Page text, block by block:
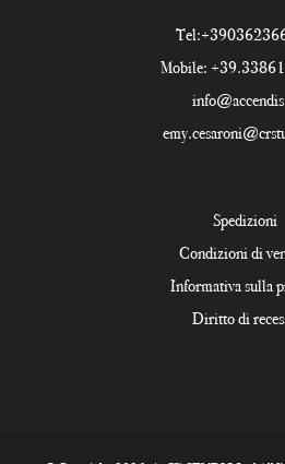
Tel:
Mobile:
Spedizioni
Condizioni di
Informativa sulla
Diritto di